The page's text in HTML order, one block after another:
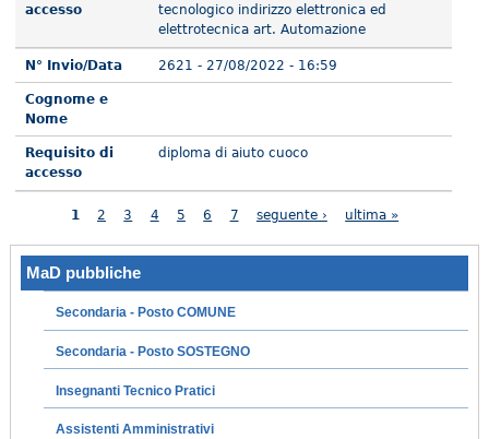
accesso
tecnologico indirizzo elettronica ed
elettrotecnica art. Automazione
N° Invio/Data 2621 - 27/08/2022 - 16:59
Cognome e
Nome
Requisito di
accesso
diploma di aiuto cuoco
Pagine
1 2 3 4 5 6 7 seguente › ultima »
MaD pubbliche
Secondaria - Posto COMUNE
Secondaria - Posto SOSTEGNO
Insegnanti Tecnico Pratici
Assistenti Amministrativi